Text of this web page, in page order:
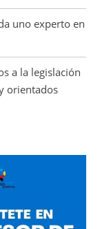
uno experto en
a la legislación
orientados